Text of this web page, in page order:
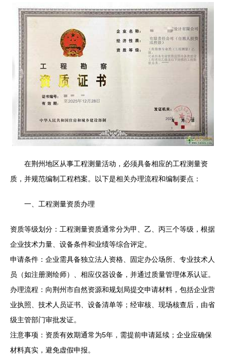
在荆州地区从事工程测量活动，必须具备相应的工程测量资
质，并规范编制工程档案。以下是相关办理流程和编制要点：
一、工程测量资质办理
资质等级划分：工程测量资质通常分为甲、乙、丙三个等级，根据
企业技术力量、设备条件和业绩等综合评定。
申请条件：企业需具备独立法人资格、固定办公场所、专业技术人
员（如注册测绘师）、相应仪器设备，并通过质量管理体系认证。
办理流程：向荆州市自然资源和规划局提交申请材料，包括企业营
业执照、技术人员证书、设备清单等；经审核、现场核查后，由省
级主管部门审批发证。
注意事项：资质有效期通常为5年，需提前申请延续；企业应确保
材料真实，避免虚假申报。